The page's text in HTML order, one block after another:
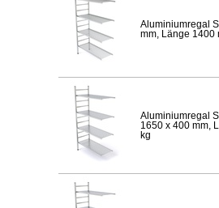
Aluminiumregal
mm, Länge 1400
Aluminiumregal
1650 x 400 mm,
kg